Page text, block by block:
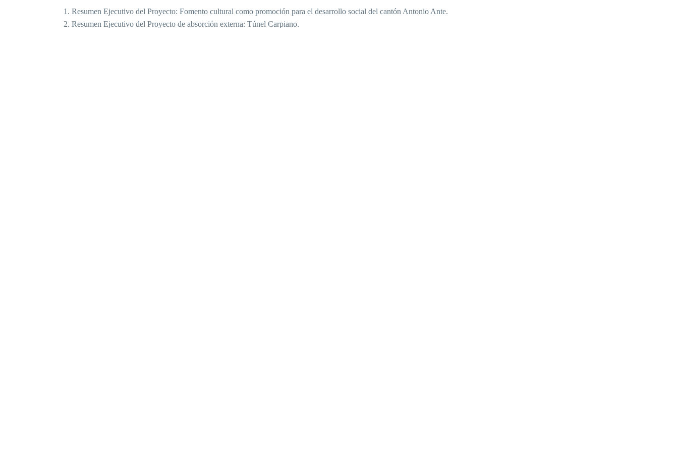
Resumen Ejecutivo del Proyecto: Fomento cultural como promoción para el desarrollo social del cantón Antonio Ante.
Resumen Ejecutivo del Proyecto de absorción externa: Túnel Carpiano.